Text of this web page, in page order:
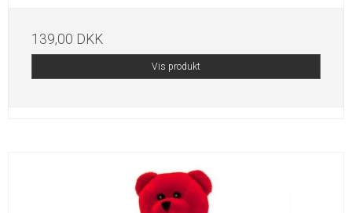
139,00 DKK
Vis produkt